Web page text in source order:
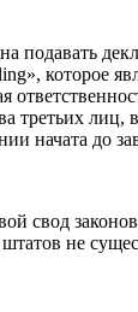
подавать
которое
третьих лиц,
начата до
свод
не